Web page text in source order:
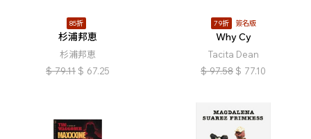
85折
杉浦邦恵
杉浦邦恵
$ 79.11 $ 67.25
79折 簽名版
Why Cy
Tacita Dean
$ 97.58 $ 77.10